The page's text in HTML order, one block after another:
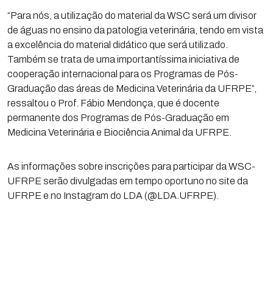
“Para nós, a utilização do material da WSC será um divisor
de águas no ensino da patologia veterinária, tendo em vista
a excelência do material didático que será utilizado.
Também se trata de uma importantíssima iniciativa de
cooperação internacional para os Programas de Pós-
Graduação das áreas de Medicina Veterinária da UFRPE”,
ressaltou o Prof. Fábio Mendonça, que é docente
permanente dos Programas de Pós-Graduação em
Medicina Veterinária e Biociência Animal da UFRPE.
As informações sobre inscrições para participar da WSC-
UFRPE serão divulgadas em tempo oportuno no site da
UFRPE e no Instagram do LDA (@LDA.UFRPE).